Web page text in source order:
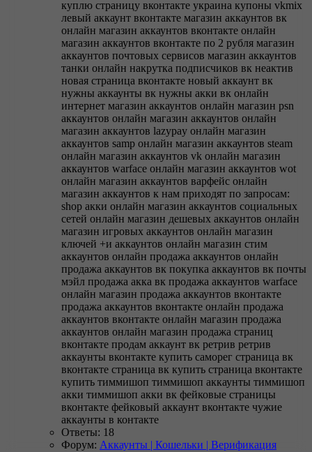
куплю страницу вконтакте украина купоны vkmix
левый аккаунт вконтакте магазин аккаунтов вк
онлайн магазин аккаунтов вконтакте онлайн
магазин аккаунтов вконтакте по 2 рубля магазин
аккаунтов почтовых сервисов магазин аккаунтов
танки онлайн накрутка подписчиков вк неактив
новая страница вконтакте новый аккаунт вк
нужны аккаунты вк нужны акки вк онлайн
интернет магазин аккаунтов онлайн магазин psn
аккаунтов онлайн магазин аккаунтов онлайн
магазин аккаунтов lazypay онлайн магазин
аккаунтов samp онлайн магазин аккаунтов steam
онлайн магазин аккаунтов vk онлайн магазин
аккаунтов warface онлайн магазин аккаунтов wot
онлайн магазин аккаунтов варфейс онлайн
магазин аккаунтов к нам приходят по запросам:
shop акки онлайн магазин аккаунтов социальных
сетей онлайн магазин дешевых аккаунтов онлайн
магазин игровых аккаунтов онлайн магазин
ключей +и аккаунтов онлайн магазин стим
аккаунтов онлайн продажа аккаунтов онлайн
продажа аккаунтов вк покупка аккаунтов вк почты
мэйл продажа акка вк продажа аккаунтов warface
онлайн магазин продажа аккаунтов вконтакте
продажа аккаунтов вконтакте онлайн продажа
аккаунтов вконтакте онлайн магазин продажа
аккаунтов онлайн магазин продажа страниц
вконтакте продам аккаунт вк ретрив ретрив
аккаунты вконтакте купить саморег страница вк
вконтакте страница вк купить страница вконтакте
купить тиммишоп тиммишоп аккаунты тиммишоп
акки тиммишоп акки вк фейковые страницы
вконтакте фейковый аккаунт вконтакте чужие
аккаунты в контакте
Ответы: 18
Форум: Аккаунты | Кошельки | Верификация